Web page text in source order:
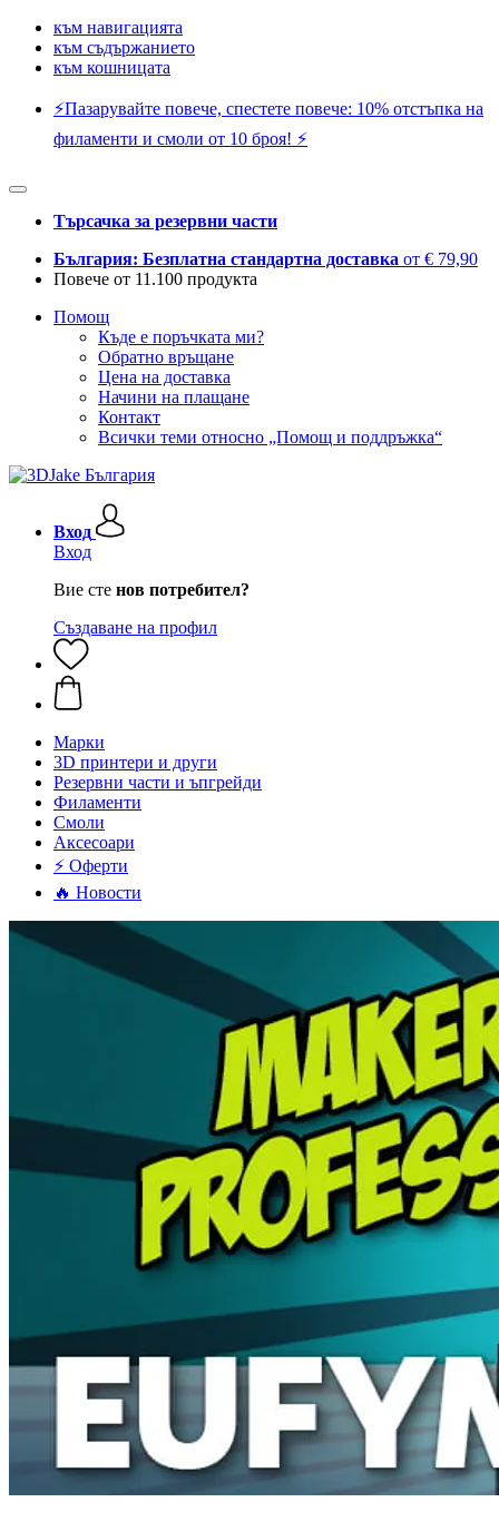
към навигацията
към съдържанието
към кошницата
⚡️Пазарувайте повече, спестете повече: 10% отстъпка на
филаменти и смоли от 10 броя! ⚡️
Търсачка за резервни части
България: Безплатна стандартна доставка от € 79,90
Повече от 11.100 продукта
Помощ
Къде е поръчката ми?
Обратно връщане
Цена на доставка
Начини на плащане
Контакт
Всички теми относно „Помощ и поддръжка“
Вход
Вход
Вие сте нов потребител?
Създаване на профил
Mарки
3D принтери и други
Резервни части и ъпгрейди
Филаменти
Смоли
Аксесоари
⚡ Оферти
🔥 Новости